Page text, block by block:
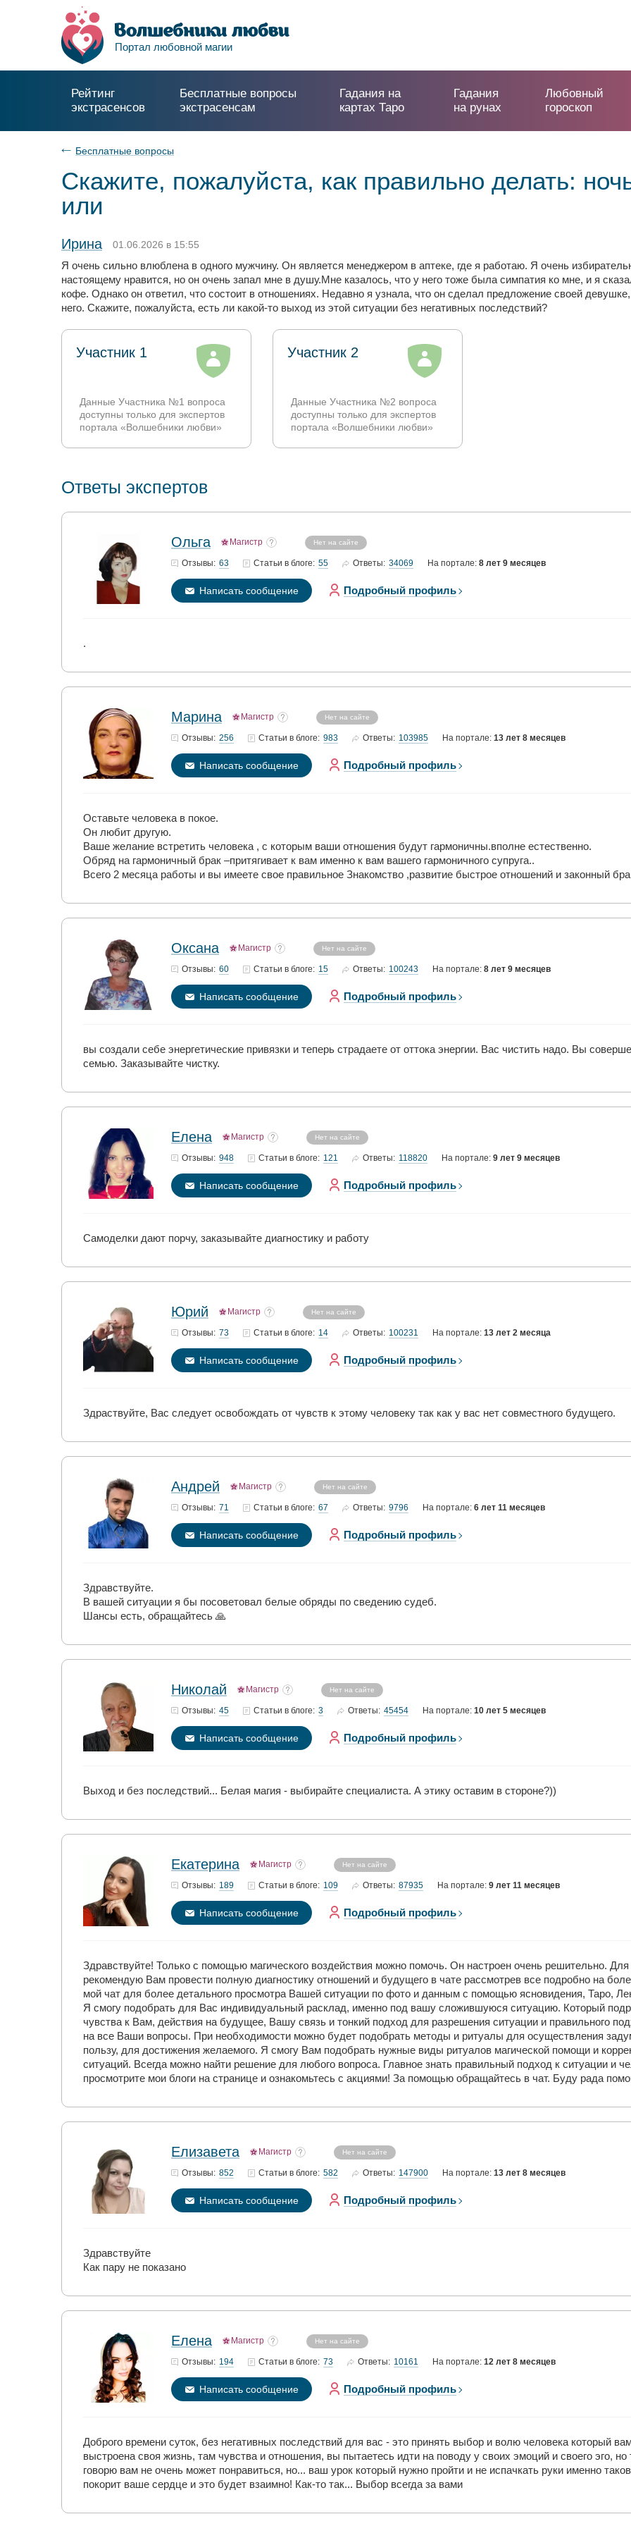
Портал любовной магии
Рейтинг
экстрасенсов
Бесплатные вопросы
экстрасенсам
Гадания на
картах Таро
Гадания
на рунах
Любовный
гороскоп
Бесплатные вопросы
Скажите, пожалуйста, как правильно делать:
или
Ирина 01.06.2026 в 15:55
Я очень сильно влюблена в одного мужчину. Он является менеджером в аптеке, где я работаю. Я очень
настоящему нравится, но он очень запал мне в душу.Мне казалось, что у него тоже была симпатия ко мне, и я
кофе. Однако он ответил, что состоит в отношениях. Недавно я узнала, что он сделал предложение своей
него. Скажите, пожалуйста, есть ли какой-то выход из этой ситуации без негативных последствий?
Участник 1
Данные Участника №1 вопроса
доступны только для экспертов
портала «Волшебники любви»
Участник 2
Данные Участника №2 вопроса
доступны только для экспертов
портала «Волшебники любви»
Ответы экспертов
Ольга Магистр Нет на сайте
Отзывы: 63 Статьи в блоге: 55 Ответы: 34069 На портале: 8 лет 9 месяцев
Написать сообщение Подробный профиль
.
Марина Магистр Нет на сайте
Отзывы: 256 Статьи в блоге: 983 Ответы: 103985 На портале: 13 лет 8 месяцев
Написать сообщение Подробный профиль
Оставьте человека в покое.
Он любит другую.
Ваше желание встретить человека , с которым ваши отношения будут гармоничны.вполне естественно.
Обряд на гармоничный брак –притягивает к вам именно к вам вашего гармоничного супруга..
Всего 2 месяца работы и вы имеете свое правильное Знакомство ,развитие быстрое отношений и законный
Оксана Магистр Нет на сайте
Отзывы: 60 Статьи в блоге: 15 Ответы: 100243 На портале: 8 лет 9 месяцев
Написать сообщение Подробный профиль
вы создали себе энергетические привязки и теперь страдаете от оттока энергии. Вас чистить надо. Вы
семью. Заказывайте чистку.
Елена Магистр Нет на сайте
Отзывы: 948 Статьи в блоге: 121 Ответы: 118820 На портале: 9 лет 9 месяцев
Написать сообщение Подробный профиль
Самоделки дают порчу, заказывайте диагностику и работу
Юрий Магистр Нет на сайте
Отзывы: 73 Статьи в блоге: 14 Ответы: 100231 На портале: 13 лет 2 месяца
Написать сообщение Подробный профиль
Здраствуйте, Вас следует освобождать от чувств к этому человеку так как у вас нет совместного будущего.
Андрей Магистр Нет на сайте
Отзывы: 71 Статьи в блоге: 67 Ответы: 9796 На портале: 6 лет 11 месяцев
Написать сообщение Подробный профиль
Здравствуйте.
В вашей ситуации я бы посоветовал белые обряды по сведению судеб.
Шансы есть, обращайтесь 🙏
Николай Магистр Нет на сайте
Отзывы: 45 Статьи в блоге: 3 Ответы: 45454 На портале: 10 лет 5 месяцев
Написать сообщение Подробный профиль
Выход и без последствий... Белая магия - выбирайте специалиста. А этику оставим в стороне?))
Екатерина Магистр Нет на сайте
Отзывы: 189 Статьи в блоге: 109 Ответы: 87935 На портале: 9 лет 11 месяцев
Написать сообщение Подробный профиль
Здравствуйте! Только с помощью магического воздействия можно помочь. Он настроен очень решительно.
рекомендую Вам провести полную диагностику отношений и будущего в чате рассмотрев все подробно на
мой чат для более детального просмотра Вашей ситуации по фото и данным с помощью ясновидения, Таро,
Я смогу подобрать для Вас индивидуальный расклад, именно под вашу сложившуюся ситуацию. Который
чувства к Вам, действия на будущее, Вашу связь и тонкий подход для разрешения ситуации и правильного
на все Ваши вопросы. При необходимости можно будет подобрать методы и ритуалы для осуществления
пользу, для достижения желаемого. Я смогу Вам подобрать нужные виды ритуалов магической помощи и
ситуаций. Всегда можно найти решение для любого вопроса. Главное знать правильный подход к ситуации и
просмотрите мои блоги на странице и ознакомьтесь с акциями! За помощью обращайтесь в чат. Буду рада
Елизавета Магистр Нет на сайте
Отзывы: 852 Статьи в блоге: 582 Ответы: 147900 На портале: 13 лет 8 месяцев
Написать сообщение Подробный профиль
Здравствуйте
Как пару не показано
Елена Магистр Нет на сайте
Отзывы: 194 Статьи в блоге: 73 Ответы: 10161 На портале: 12 лет 8 месяцев
Написать сообщение Подробный профиль
Доброго времени суток, без негативных последствий для вас - это принять выбор и волю человека который
выстроена своя жизнь, там чувства и отношения, вы пытаетесь идти на поводу у своих эмоций и своего эго,
говорю вам не очень может понравиться, но... ваш урок который нужно пройти и не испачкать руки именно
покорит ваше сердце и это будет взаимно! Как-то так... Выбор всегда за вами